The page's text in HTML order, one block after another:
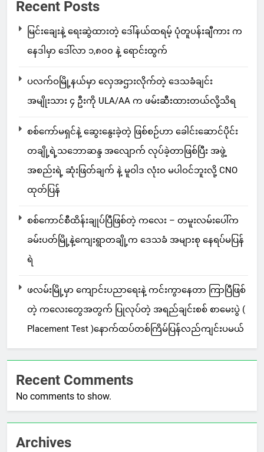
Recent Posts
မြင်းချေးနဲ့ ရေးဆွဲထားတဲ့ ဒေါ်နယ်ထရမ့် ပုံတူပန်းချီကား က
နေဒါမှာ ဒေါ်လာ ၁,၈၀၀ နဲ့ ရောင်းထွက်
ပလက်ဝမြို့နယ်မှာ လှေအဌားလိုက်တဲ့ ဒေသခံချင်း
အမျိုးသား ၄ ဦးကို ULA/AA က ဖမ်းဆီးထားတယ်လို့သိရ
စစ်ကော်မရှင်နဲ့ ဆွေးနွေးခဲ့တဲ့ ဖြစ်စဉ်ဟာ ခေါင်းဆောင်ပိုင်း
တချို့ရဲ့သဘောဆန္ဒ အလျောက် လုပ်ခဲ့တာဖြစ်ပြီး အဖွဲ့
အစည်းရဲ့ ဆုံးဖြတ်ချက် နဲ့ မူဝါဒ လုံးဝ မပါဝင်ဘူးလို့ CNO
ထုတ်ပြန်
စစ်ကောင်စီထိန်းချုပ်ပြီဖြစ်တဲ့ ကလေး – တမူးလမ်းပေါ်က
ခမ်းပတ်မြို့နဲ့ကျေးရွာတချို့က ဒေသခံ အများစု နေရပ်မပြန်
ရဲ
ဖလမ်းမြို့မှာ ကျောင်းပညာရေးနဲ့ ကင်းကွာနေတာ ကြာပြီဖြစ်
တဲ့ ကလေးတွေအတွက် ပြုလုပ်တဲ့ အရည်ချင်းစစ် စာမေးပွဲ (
Placement Test )နောက်ထပ်တစ်ကြိမ်ပြန်လည်ကျင်းပမယ်
Recent Comments
No comments to show.
Archives